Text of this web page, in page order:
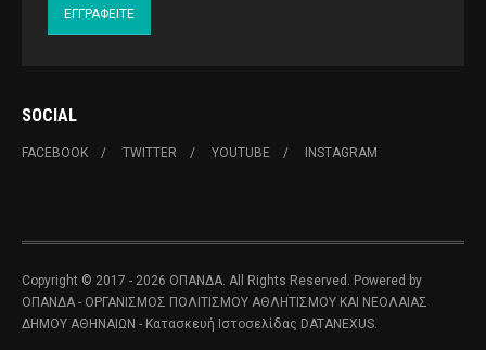
SOCIAL
FACEBOOK TWITTER YOUTUBE INSTAGRAM
Copyright © 2017 - 2026 ΟΠΑΝΔΑ. All Rights Reserved. Powered by
ΟΠΑΝΔΑ - ΟΡΓΑΝΙΣΜΟΣ ΠΟΛΙΤΙΣΜΟΥ ΑΘΛΗΤΙΣΜΟΥ ΚΑΙ ΝΕΟΛΑΙΑΣ
ΔΗΜΟΥ ΑΘΗΝΑΙΩΝ - Κατασκευή Ιστοσελίδας DATANEXUS.